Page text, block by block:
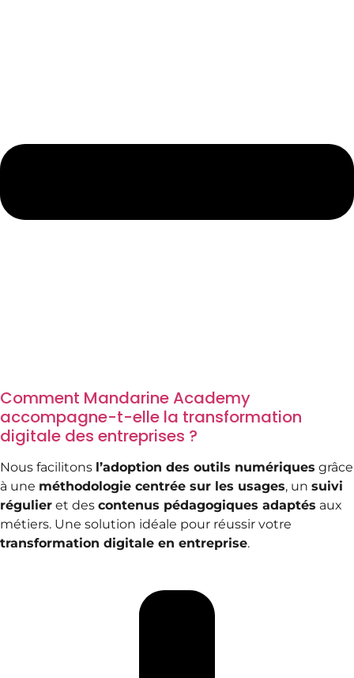
Comment Mandarine Academy
accompagne-t-elle la transformation
digitale des entreprises ?
Nous facilitons l’adoption des outils numériques grâce
à une méthodologie centrée sur les usages, un suivi
régulier et des contenus pédagogiques adaptés aux
métiers. Une solution idéale pour réussir votre
transformation digitale en entreprise.